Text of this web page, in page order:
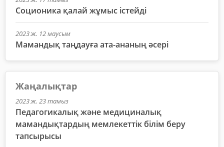
Соционика қалай жұмыс істейді
2023 ж. 12 маусым
Мамандық таңдауға ата-ананың әсері
Жаңалықтар
2023 ж. 23 тамыз
Педагогикалық және медициналық
мамандықтардың мемлекеттік білім беру
тапсырысы